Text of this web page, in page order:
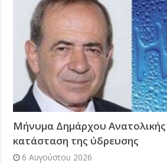
Μήνυμα Δημάρχου
κατάσταση της ύδρευσης
6 Αυγούστου 2026